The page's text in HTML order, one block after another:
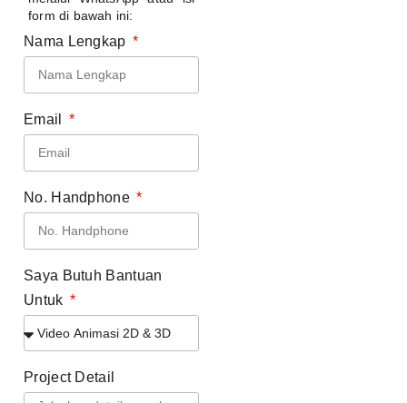
form di bawah ini:
Nama Lengkap
Email
No. Handphone
Saya Butuh Bantuan
Untuk
Project Detail